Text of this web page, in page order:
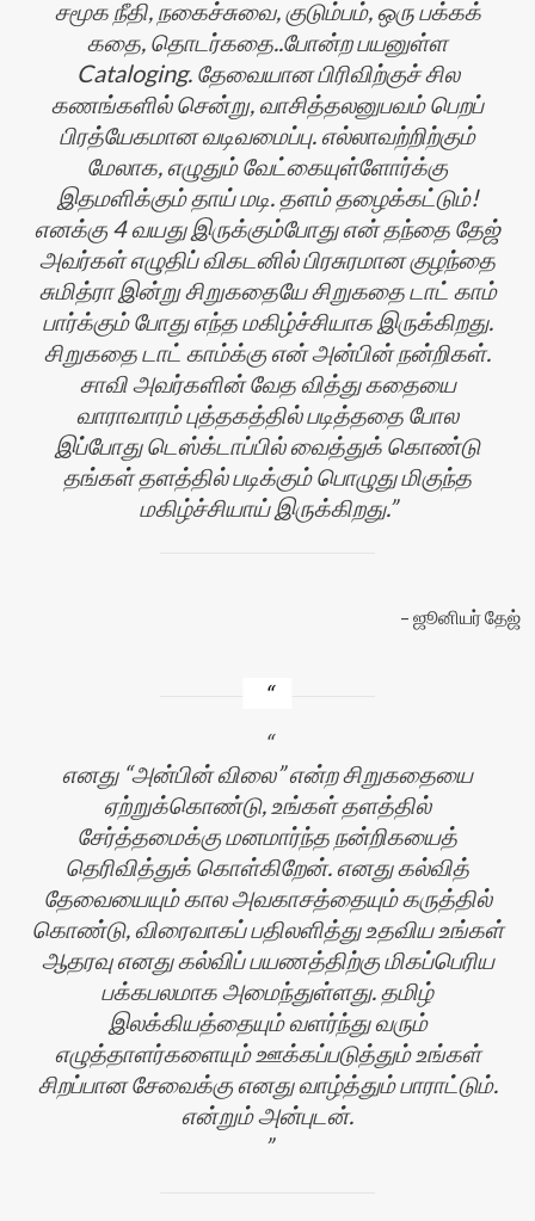
சமூக நீதி, நகைச்சுவை, குடும்பம், ஒரு பக்கக்
கதை, தொடர்கதை..போன்ற பயனுள்ள
Cataloging. தேவையான பிரிவிற்குச் சில
கணங்களில் சென்று, வாசித்தலனுபவம் பெறப்
பிரத்யேகமான வடிவமைப்பு. எல்லாவற்றிற்கும்
மேலாக, எழுதும் வேட்கையுள்ளோர்க்கு
இதமளிக்கும் தாய் மடி. தளம் தழைக்கட்டும்!
எனக்கு 4 வயது இருக்கும்போது என் தந்தை தேஜ்
அவர்கள் எழுதிப் விகடனில் பிரசுரமான குழந்தை
சுமித்ரா இன்று சிறுகதையே சிறுகதை டாட் காம்
பார்க்கும் போது எந்த மகிழ்ச்சியாக இருக்கிறது.
சிறுகதை டாட் காம்க்கு என் அன்பின் நன்றிகள்.
சாவி அவர்களின் வேத வித்து கதையை
வாராவாரம் புத்தகத்தில் படித்ததை போல
இப்போது டெஸ்க்டாப்பில் வைத்துக் கொண்டு
தங்கள் தளத்தில் படிக்கும் பொழுது மிகுந்த
மகிழ்ச்சியாய் இருக்கிறது.
ஜூனியர் தேஜ்
எனது “அன்பின் விலை” என்ற சிறுகதையை
ஏற்றுக்கொண்டு, உங்கள் தளத்தில்
சேர்த்தமைக்கு மனமார்ந்த நன்றிகயைத்
தெரிவித்துக் கொள்கிறேன். எனது கல்வித்
தேவையையும் கால அவகாசத்தையும் கருத்தில்
கொண்டு, விரைவாகப் பதிலளித்து உதவிய உங்கள்
ஆதரவு எனது கல்விப் பயணத்திற்கு மிகப்பெரிய
பக்கபலமாக அமைந்துள்ளது. தமிழ்
இலக்கியத்தையும் வளர்ந்து வரும்
எழுத்தாளர்களையும் ஊக்கப்படுத்தும் உங்கள்
சிறப்பான சேவைக்கு எனது வாழ்த்தும் பாராட்டும்.
என்றும் அன்புடன்.